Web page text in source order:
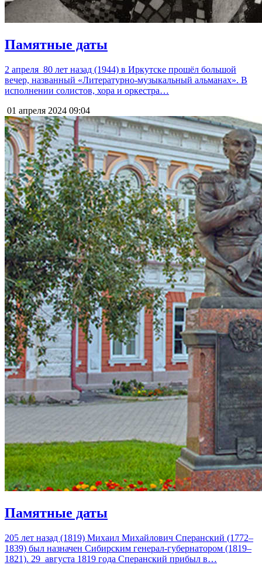
Памятные даты
2 апреля 80 лет назад (1944) в Иркутске прошёл большой
вечер, названный «Литературно-музыкальный альманах». В
исполнении солистов, хора и оркестра…
01 апреля 2024 09:04
Памятные даты
205 лет назад (1819) Михаил Михайлович Сперанский (1772–
1839) был назначен Сибирским генерал-губернатором (1819–
1821). 29 августа 1819 года Сперанский прибыл в…